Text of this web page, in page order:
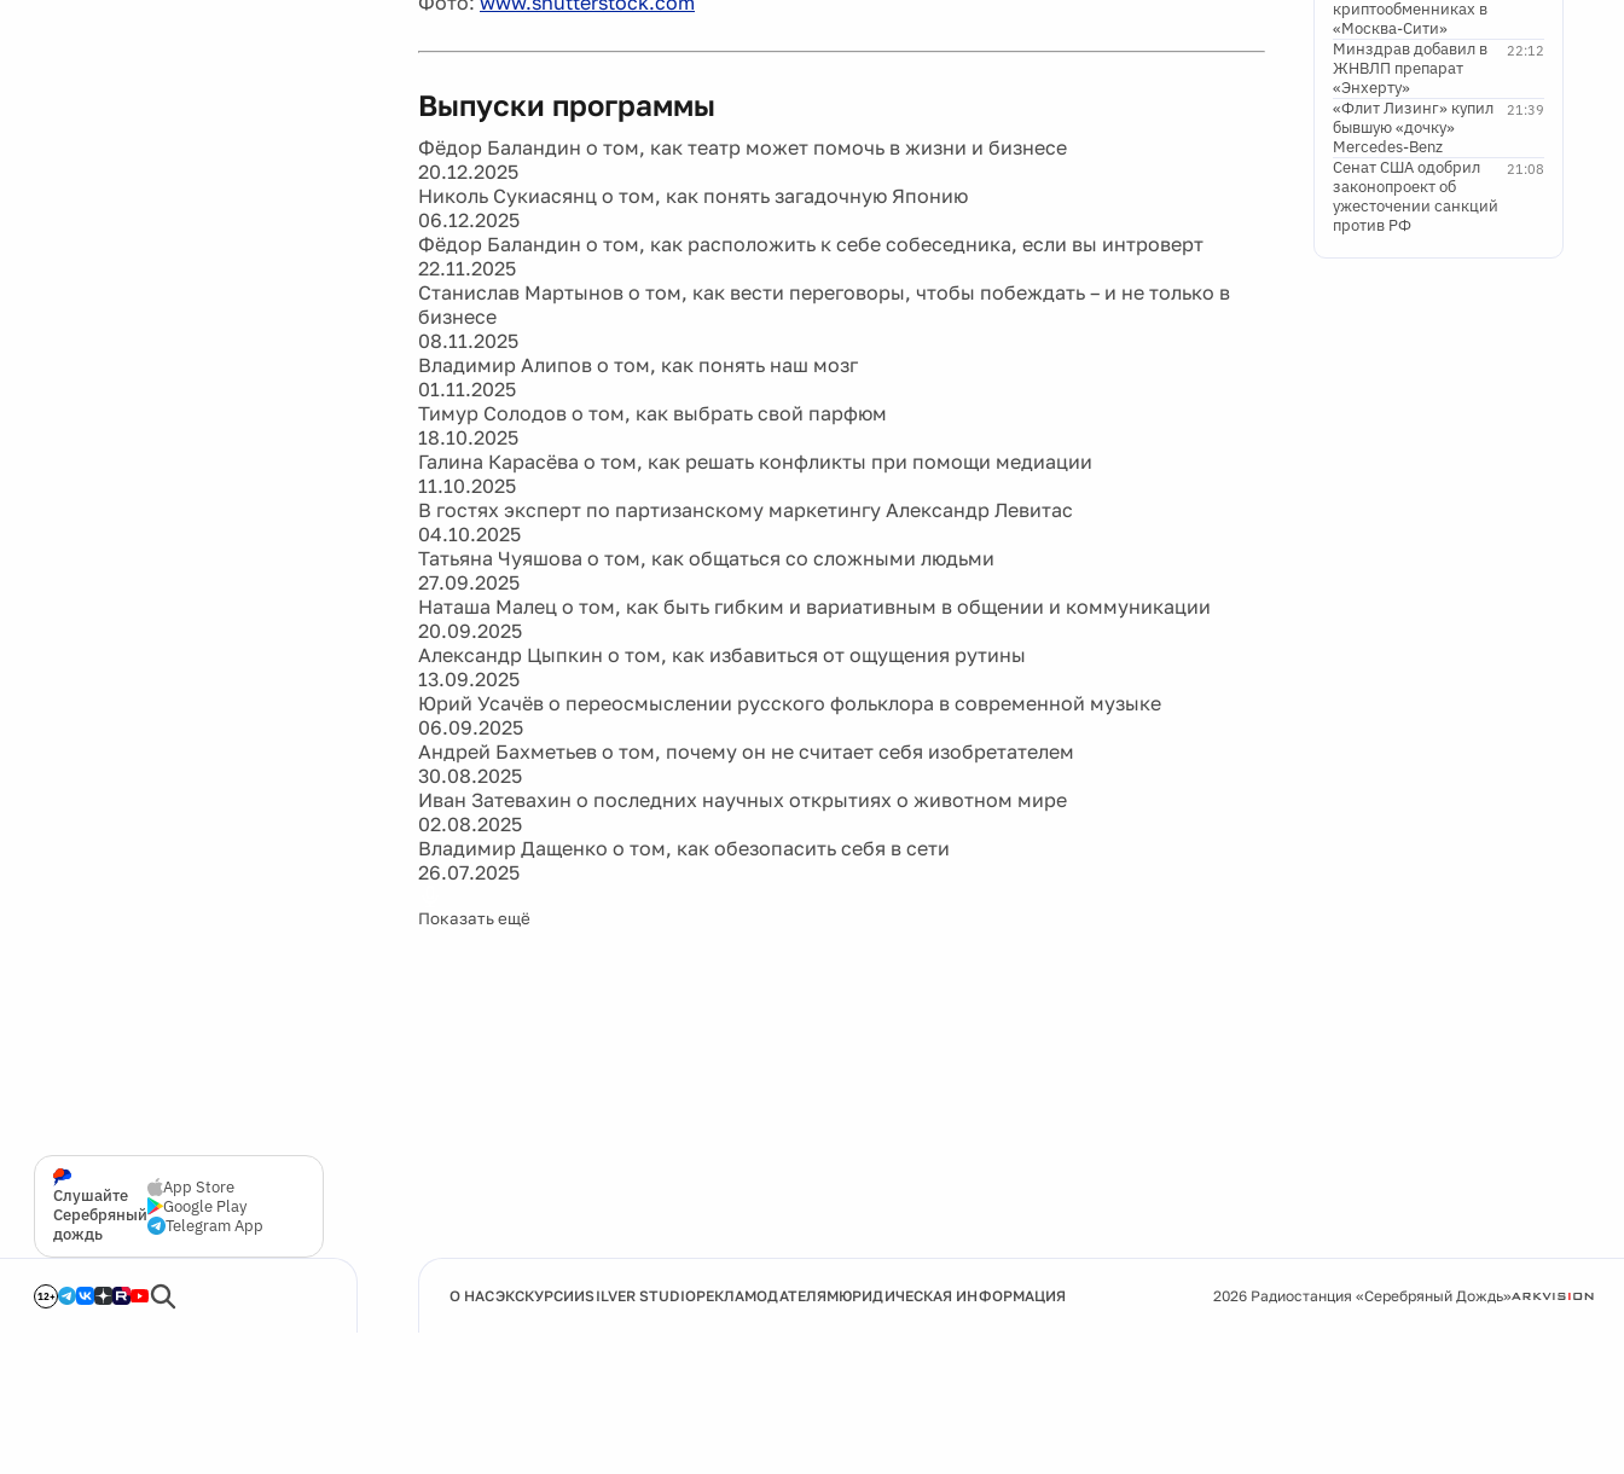
Слушайте
Серебряный
дождь
App Store
Google Play
Telegram App
12+
Выпуски программы
Фёдор Баландин о том, как театр может помочь в жизни и бизнесе
20.12.2025
Николь Сукиасянц о том, как понять загадочную Японию
06.12.2025
Фёдор Баландин о том, как расположить к себе собеседника, если вы интроверт
22.11.2025
Станислав Мартынов о том, как вести переговоры, чтобы побеждать – и не только в
бизнесе
08.11.2025
Владимир Алипов о том, как понять наш мозг
01.11.2025
Тимур Солодов о том, как выбрать свой парфюм
18.10.2025
Галина Карасёва о том, как решать конфликты при помощи медиации
11.10.2025
В гостях эксперт по партизанскому маркетингу Александр Левитас
04.10.2025
Татьяна Чуяшова о том, как общаться со сложными людьми
27.09.2025
Наташа Малец о том, как быть гибким и вариативным в общении и коммуникации
20.09.2025
Александр Цыпкин о том, как избавиться от ощущения рутины
13.09.2025
Юрий Усачёв о переосмыслении русского фольклора в современной музыке
06.09.2025
Андрей Бахметьев о том, почему он не считает себя изобретателем
30.08.2025
Иван Затевахин о последних научных открытиях о животном мире
02.08.2025
Владимир Дащенко о том, как обезопасить себя в сети
26.07.2025
Показать ещё
криптообменниках в
«Москва-Сити»
22:12
Минздрав добавил в
ЖНВЛП препарат
«Энхерту»
21:39
«Флит Лизинг» купил
бывшую «дочку»
Mercedes-Benz
21:08
Сенат США одобрил
законопроект об
ужесточении санкций
против РФ
О НАСЭКСКУРСИИSILVER STUDIOРЕКЛАМОДАТЕЛЯМЮРИДИЧЕСКАЯ ИНФОРМАЦИЯ 2026 Радиостанция «Серебряный Дождь»